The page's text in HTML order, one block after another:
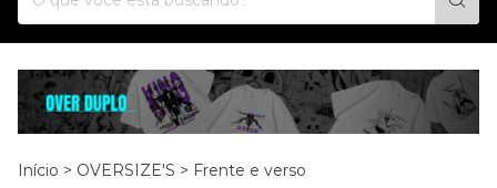
Início > OVERSIZE'S > Frente e verso